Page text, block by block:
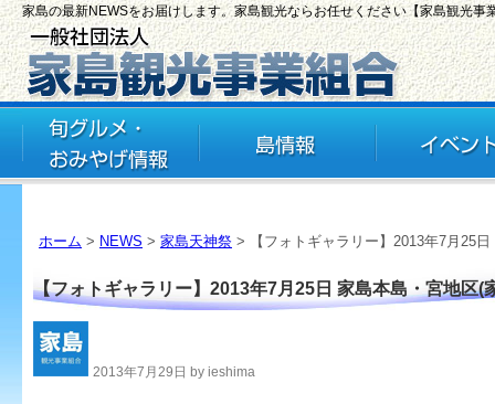
家島の最新NEWSをお届けします。家島観光ならお任せください【家島観光事
ホーム > NEWS > 家島天神祭 > 【フォトギャラリー】2013年7月25
【フォトギャラリー】2013年7月25日 家島本島・宮地区(
2013年7月29日 by ieshima